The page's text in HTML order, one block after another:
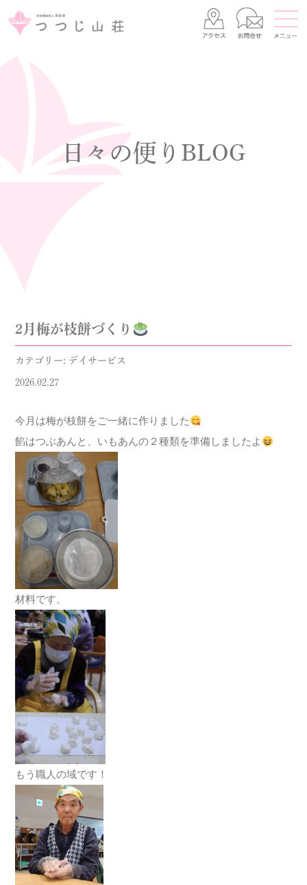
日々の便りBLOG
2月梅が枝餅づくり
カテゴリー: デイサービス
2026.02.27
今月は梅が枝餅をご一緒に作りました
餡はつぶあんと、いもあんの２種類を準備しましたよ
材料です。
もう職人の域です！